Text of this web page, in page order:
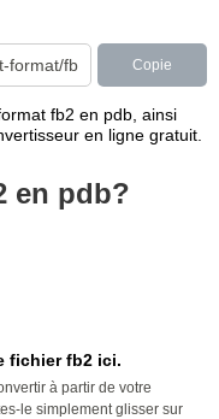
Copie
fb2 en pdb, ainsi
en ligne gratuit.
en pdb?
fichier fb2 ici.
à partir de votre
le simplement glisser sur